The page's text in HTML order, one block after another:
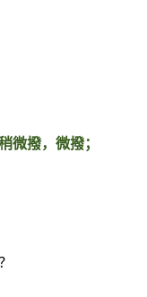
微撥，微撥；